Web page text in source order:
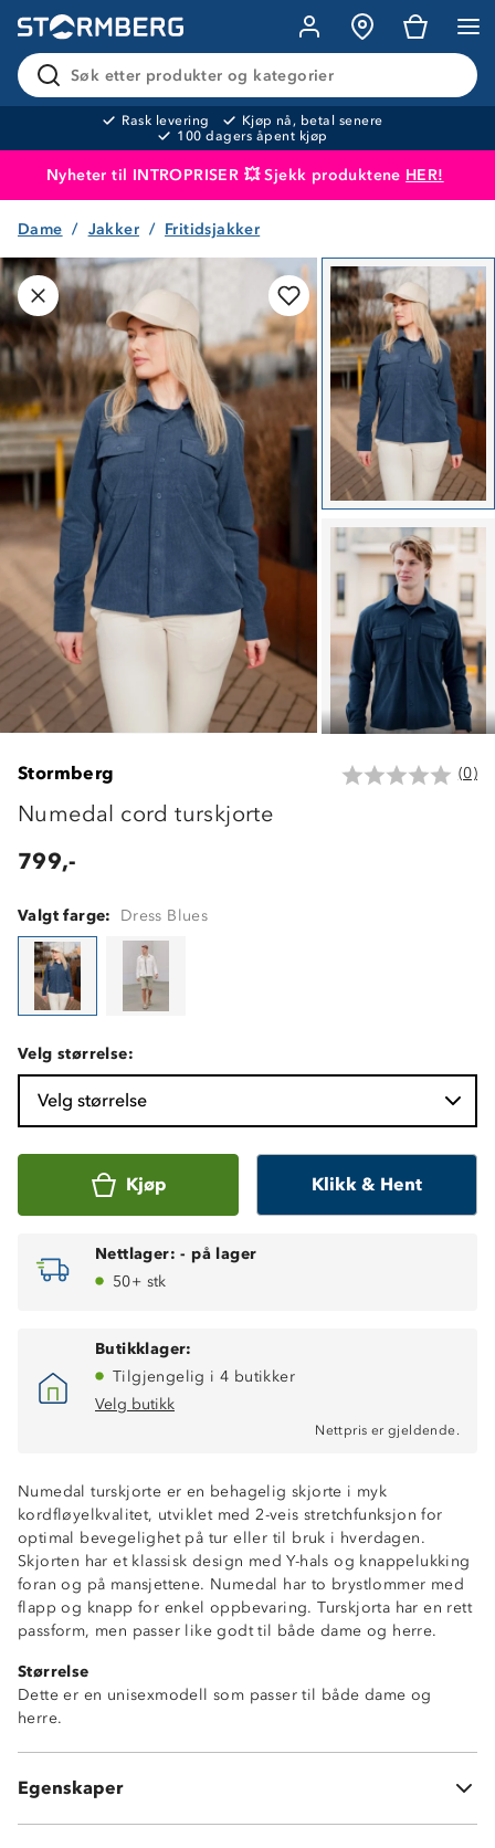
Søk etter produkter og kategorier
Rask levering
Kjøp nå, betal senere
100 dagers åpent kjøp
Nyheter til INTROPRISER 💥 Sjekk produktene HER!
Produktet er lagt i handlekurven
Dame Jakker Fritidsjakker
Stormberg (0)
Numedal cord turskjorte
799,-
Valgt farge: Dress Blues
Velg størrelse:
Velg størrelse
Kjøp Klikk & Hent
Nettlager: - på lager
50+ stk
Butikklager:
Tilgjengelig i 4 butikker
Velg butikk
Nettpris er gjeldende.
Numedal turskjorte er en behagelig skjorte i myk
kordfløyelkvalitet, utviklet med 2-veis stretchfunksjon for
optimal bevegelighet på tur eller til bruk i hverdagen.
Skjorten har et klassisk design med Y-hals og knappelukking
foran og på mansjettene. Numedal har to brystlommer med
flapp og knapp for enkel oppbevaring. Turskjorta har en rett
passform, men passer like godt til både dame og herre.
Størrelse
Dette er en unisexmodell som passer til både dame og
herre.
Egenskaper
2-veisstretch
Pustende
Knappelukking foran
2 brystlommer
Normal passform
Knagghempe i nakken